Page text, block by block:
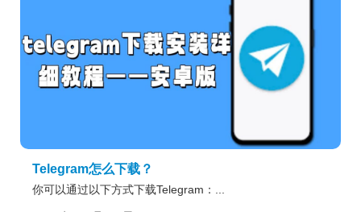
Telegram怎么下载？
你可以通过以下方式下载Telegram：...